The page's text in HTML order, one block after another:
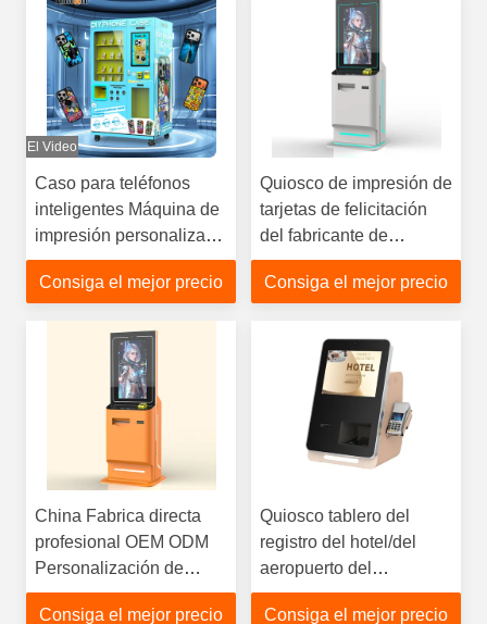
El Video
Caso para teléfonos
inteligentes Máquina de
impresión personalizada
Equipo de impresión
automático DIY
Consiga el mejor precio
Quiosco de impresión de
tarjetas de felicitación
del fabricante de
quioscos de autoservicio
de personalización OEM
Consiga el mejor precio
China Fabrica directa
profesional OEM ODM
Personalización de
quioscos de autoservicio
Fabricante
Consiga el mejor precio
Quiosco tablero del
registro del hotel/del
aeropuerto del
autoservicio con el
dispensador de la tarjeta
Consiga el mejor precio